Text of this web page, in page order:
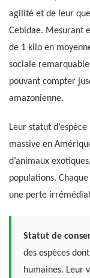
agilité et de leur
Cebidae. Mesurant
de 1 kilo en
sociale
pouvant compter
amazonienne.
Leur statut
massive en
d’animaux
populations.
une perte
Statut de
des espèces
humaines. Leur